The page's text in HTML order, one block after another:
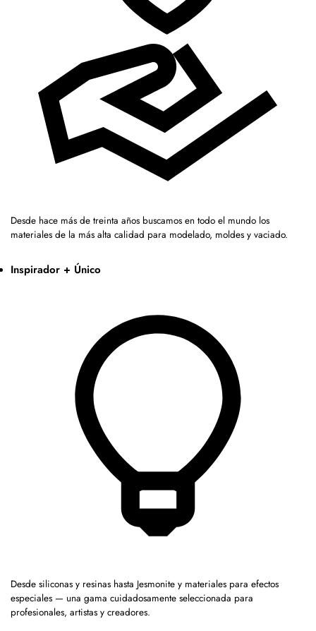
Desde hace más de treinta años buscamos en todo el mundo los
materiales de la más alta calidad para modelado, moldes y vaciado.
Inspirador + Único
Desde siliconas y resinas hasta Jesmonite y materiales para efectos
especiales — una gama cuidadosamente seleccionada para
profesionales, artistas y creadores.